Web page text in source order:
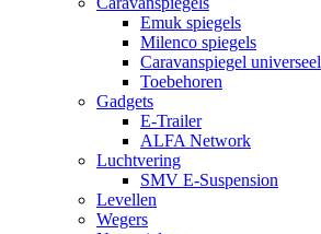
Emuk spiegels
Milenco spiegels
Caravanspiegel universeel
Toebehoren
Gadgets
E-Trailer
ALFA Network
Luchtvering
SMV E-Suspension
Levellen
Wegers